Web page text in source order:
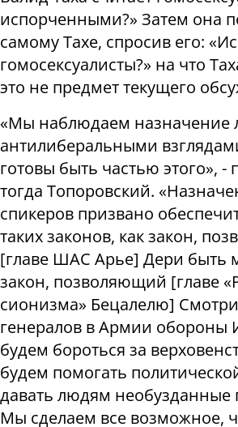
испорченными?» Затем она
самому Тахе, спросив его:
гомосексуалисты?» на что
это не предмет текущего
«Мы наблюдаем назначение
антилиберальными
готовы быть частью этого», -
тогда Топоровский.
спикеров призвано
таких законов, как закон,
[главе ШАС Арье] Дери быть
закон, позволяющий [главе
сионизма» Бецалелю]
генералов в Армии обороны
будем бороться за
будем помогать
давать людям необузданные
Мы сделаем все возможное,